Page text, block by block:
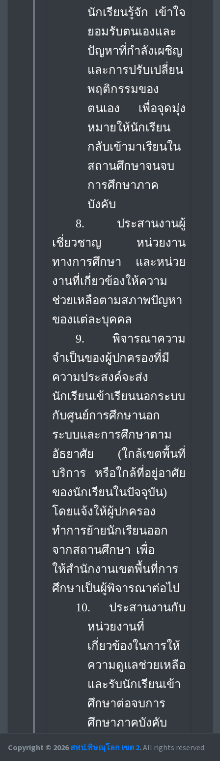
นักเรียนรู้จัก เข้าใจ
ยอมรับตนเองและ
ปัญหาที่กำลังเผชิญ
และการปรับเปลี่ยน
พฤติกรรมของ
ตนเอง เพื่อจุดมุ่ง
หมายให้นักเรียน
กลับเข้ามาเรียนใน
สถานศึกษาจนจบ
การศึกษาภาค
บังคับ
8. ประสานงานผู้
เชี่ยวชาญ หน่วยงาน
ทางการศึกษา และหน่วย
งานที่เกี่ยวข้องให้ความ
ช่วยเหลือตามสภาพปัญหา
ของแต่ละบุคคล
9. พิจารณาความ
จำเป็นของผู้ปกครองที่มี
ความประสงค์จะส่ง
นักเรียนเข้าเรียนนอกระบบ
กับศูนย์การศึกษานอก
ระบบและการศึกษาตาม
อัธยาศัย (ใกล้เขตพื้นที่
บริการ หรือใกล้ที่อยู่อาศัย
ของนักเรียนในปัจจุบัน)
โดยแจ้งให้ผู้ปกครอง
ทำการย้ายนักเรียนออก
จากสถานศึกษา เพื่อ
ให้สำนักงานเขตพื้นที่การ
ศึกษาเป็นผู้พิจารณาต่อไป
10.
ประสานงานกับ
หน่วยงานที่
เกี่ยวข้องในการให้
ความดูแลช่วยเหลือ
และรับนักเรียนเข้า
ศึกษาต่อจบการ
ศึกษาภาคบังคับ
11.
ชี้แจง สร้างความ
Copyright © 2026สพป.พิษณุโลก เขต 2.All rights reserved.